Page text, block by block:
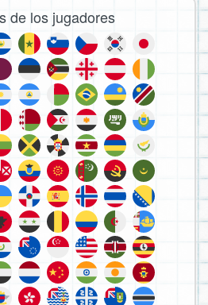
de los jugadores